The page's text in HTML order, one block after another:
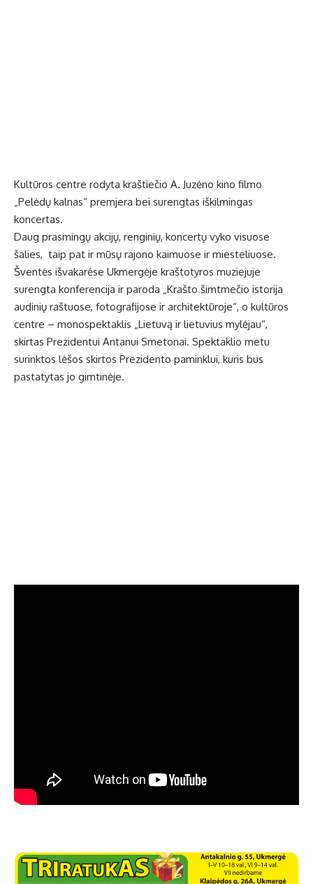
Kultūros centre rodyta kraštiečio A. Juzėno kino filmo
„Pelėdų kalnas“ premjera bei surengtas iškilmingas
koncertas.
Daug prasmingų akcijų, renginių, koncertų vyko visuose
šalies, taip pat ir mūsų rajono kaimuose ir miesteliuose.
Šventės išvakarėse Ukmergėje kraštotyros muziejuje
surengta konferencija ir paroda „Krašto šimtmečio istorija
audinių raštuose, fotografijose ir architektūroje“, o kultūros
centre – monospektaklis „Lietuvą ir lietuvius mylėjau“,
skirtas Prezidentui Antanui Smetonai. Spektaklio metu
surinktos lėšos skirtos Prezidento paminklui, kuris bus
pastatytas jo gimtinėje.